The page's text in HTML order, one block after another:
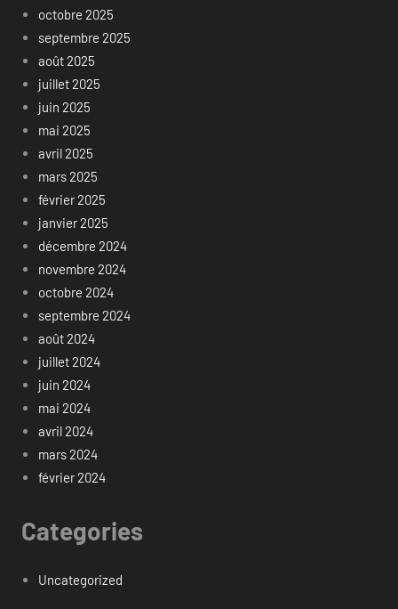
octobre 2025
septembre 2025
août 2025
juillet 2025
juin 2025
mai 2025
avril 2025
mars 2025
février 2025
janvier 2025
décembre 2024
novembre 2024
octobre 2024
septembre 2024
août 2024
juillet 2024
juin 2024
mai 2024
avril 2024
mars 2024
février 2024
Categories
Uncategorized